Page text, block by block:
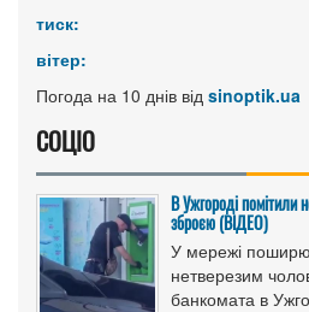
тиск:
вітер:
Погода на 10 днів від sinoptik.ua
СОЦІО
В Ужгороді помітили
зброєю (ВІДЕО)
У мережі
нетверезим
банкомата в